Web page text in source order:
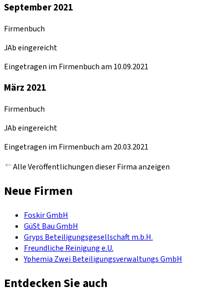
September 2021
Firmenbuch
JAb eingereicht
Eingetragen im Firmenbuch am 10.09.2021
März 2021
Firmenbuch
JAb eingereicht
Eingetragen im Firmenbuch am 20.03.2021
Alle Veröffentlichungen dieser Firma anzeigen
Neue Firmen
Foskir GmbH
GüSt Bau GmbH
Gryps Beteiligungsgesellschaft m.b.H.
Freundliche Reinigung e.U.
Yphemia Zwei Beteiligungsverwaltungs GmbH
Entdecken Sie auch